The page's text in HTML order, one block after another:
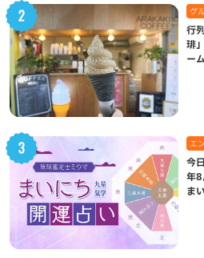
グ
行
琲
ー
エ
今
年8
ま